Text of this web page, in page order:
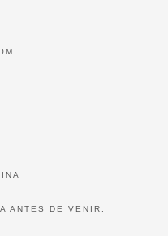
ANTES DE VENIR.